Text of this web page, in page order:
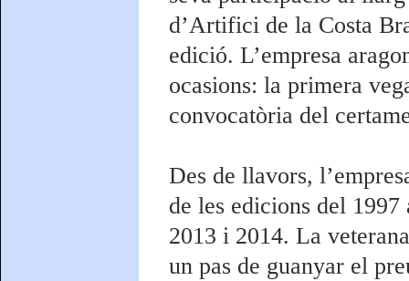
d’Artifici de la Costa
edició. L’empresa
ocasions: la primera
convocatòria del
Des de llavors,
de les edicions del
2013 i 2014. La
un pas de guanyar el